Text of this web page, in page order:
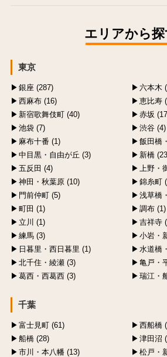
エリアから探
東京
銀座 (287)
六本木
西麻布 (16)
恵比寿
新宿歌舞伎町 (40)
赤坂
池袋 (7)
渋谷 (4)
麻布十番 (1)
飯田橋
中目黒・自由が丘 (3)
新橋
五反田 (4)
上野・
神田・秋葉原 (10)
錦糸町
門前仲町 (5)
浅草橋
町田 (1)
調布 (1)
立川 (1)
吉祥寺
練馬 (3)
小岩・
日暮里・西日暮里 (1)
水道橋
北千住・綾瀬 (3)
亀戸・
葛西・西葛西 (3)
瑞江・
千葉
富士見町 (61)
西船橋
船橋 (28)
津田沼
市川・本八幡 (13)
松戸・